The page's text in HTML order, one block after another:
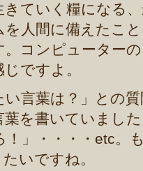
ていく糧になる
人間に備えたこ
コンピューター
ですよ。
い言葉は？」との
を書いていまし
！」・・・・etc
いですね。